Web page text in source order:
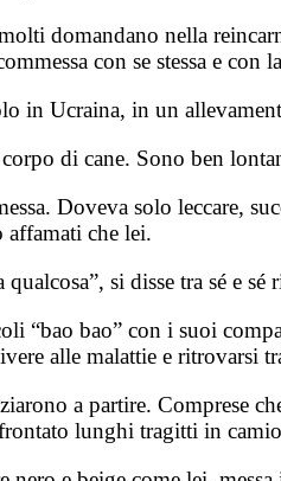
domandano nella
con se stessa e con
in Ucraina, in un
di cane. Sono ben
Doveva solo leccare,
che lei.
qualcosa”, si disse tra sé e
“bao bao” con i suoi
alle malattie e
a partire. Comprese
lunghi tragitti in